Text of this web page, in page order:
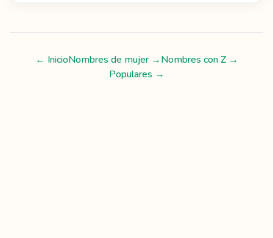
← InicioNombres de mujer→Nombres conZ→
Populares →